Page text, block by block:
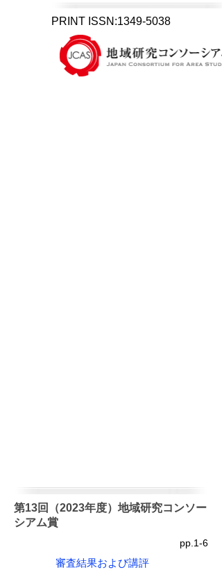
PRINT ISSN:1349-5038
第13回（2023年度）地域研究コンソー
シアム賞
pp.1-6
審査結果および講評